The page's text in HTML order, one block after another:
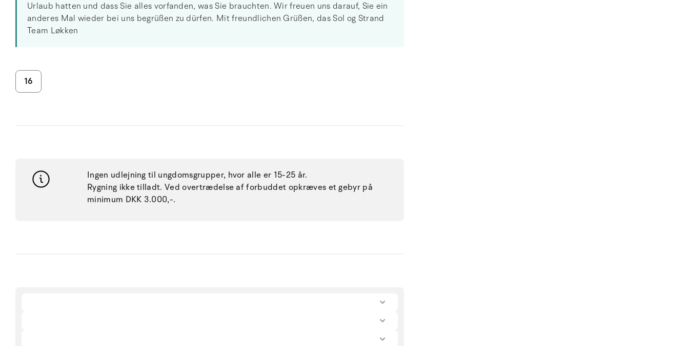
Urlaub hatten und dass Sie alles vorfanden, was Sie brauchten. Wir freuen uns darauf, Sie ein
anderes Mal wieder bei uns begrüßen zu dürfen. Mit freundlichen Grüßen, das Sol og Strand
Team Løkken
16
Ingen udlejning til ungdomsgrupper, hvor alle er 15-25 år.
Rygning ikke tilladt. Ved overtrædelse af forbuddet opkræves et gebyr på
minimum DKK 3.000,-.